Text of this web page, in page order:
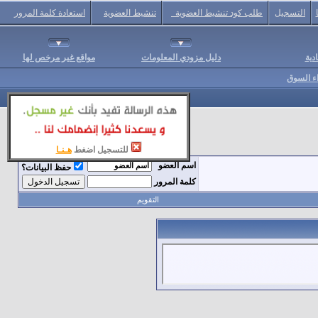
للتسجيل اضغط هـنـا
التسجيل طلب كود تنشيط العضوية تنشيط العضوية استعادة كلمة المرور
دليل مزودي المعلومات مواقع غير مرخص لها
السوق
اسم العضو
حفظ البيانات؟
كلمة المرور
التقويم